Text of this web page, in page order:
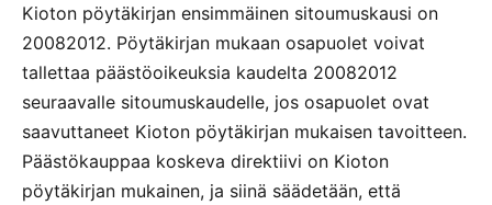
Kioton pöytäkirjan ensimmäinen sitoumuskausi on
20082012. Pöytäkirjan mukaan osapuolet voivat
tallettaa päästöoikeuksia kaudelta 20082012
seuraavalle sitoumuskaudelle, jos osapuolet ovat
saavuttaneet Kioton pöytäkirjan mukaisen tavoitteen.
Päästökauppaa koskeva direktiivi on Kioton
pöytäkirjan mukainen, ja siinä säädetään, että